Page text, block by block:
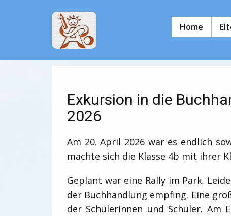
Home
Exkursion in die
2026
Am 20. April 2026 war es endlich
machte sich die Klasse 4b mit ihrer
Geplant war eine Rally im Park.
der Buchhandlung empfing. Eine
der Schülerinnen und Schüler. Am